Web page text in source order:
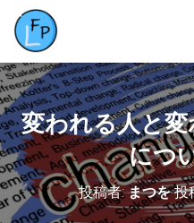
変われる人と
につ
投稿者:まつを投